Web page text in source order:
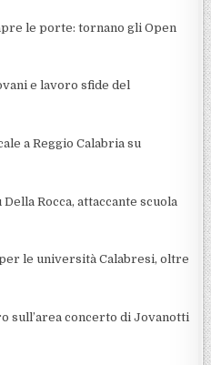
le porte: tornano gli Open
e lavoro sfide del
a Reggio Calabria su
Rocca, attaccante scuola
le università Calabresi, oltre
sull’area concerto di Jovanotti